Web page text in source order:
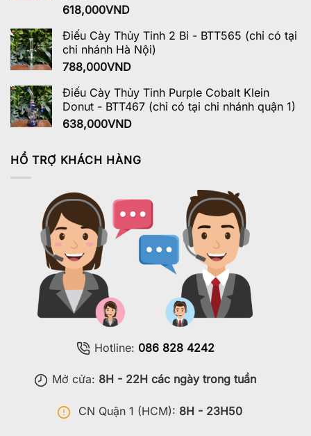
618,000VND
Điếu Cày Thủy Tinh 2 Bi - BTT565 (chỉ có tại
chi nhánh Hà Nội)
788,000VND
Điếu Cày Thủy Tinh Purple Cobalt Klein
Donut - BTT467 (chỉ có tại chi nhánh quận 1)
638,000VND
HỔ TRỢ KHÁCH HÀNG
Hotline: 086 828 4242
Mở cửa: 8H - 22H các ngày trong tuần
CN Quận 1 (HCM): 8H - 23H50